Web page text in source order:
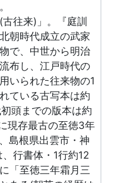
古往来)」。『庭訓
朝時代成立の武家
で、中世から明治
布し、江戸時代の
いられた往来物の1
ている古写本は約
頭までの版本は約
現存最古の至徳3年
島根県出雲市・神
行書体・1行約12
「至徳三年霜月三